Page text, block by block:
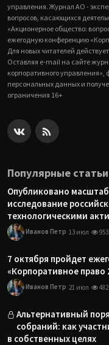
управления. Журнал АО -
вопросов, касающихся
«Акционерное общество:
ежегодную конференцию
Для новых читателей
Оставляя e-mail на сайте
корпоративного управления»,
персональных данных и
ограничения 16+
Популярные статьи
Опубликовано
исследование
технологическими
Иванов Петр 13 июл 953
7 октября пройдет
«Корпоративное право
Иванов Петр 21 июл 482
Альтернативный
собраний: как
в собственных целях